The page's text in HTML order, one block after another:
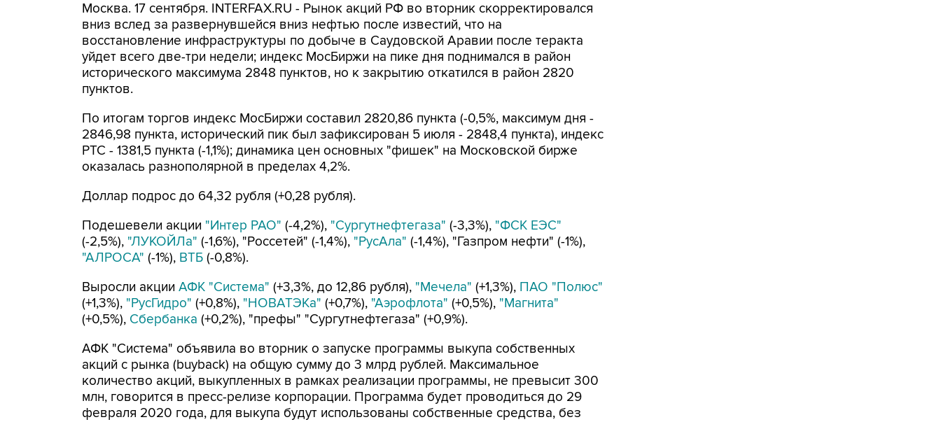
Москва. 17 сентября. INTERFAX.RU - Рынок акций РФ во вторник скорректировался
вниз вслед за развернувшейся вниз нефтью после известий, что на
восстановление инфраструктуры по добыче в Саудовской Аравии после теракта
уйдет всего две-три недели; индекс МосБиржи на пике дня поднимался в район
исторического максимума 2848 пунктов, но к закрытию откатился в район 2820
пунктов.
По итогам торгов индекс МосБиржи составил 2820,86 пункта (-0,5%, максимум дня -
2846,98 пункта, исторический пик был зафиксирован 5 июля - 2848,4 пункта), индекс
РТС - 1381,5 пункта (-1,1%); динамика цен основных "фишек" на Московской бирже
оказалась разнополярной в пределах 4,2%.
Доллар подрос до 64,32 рубля (+0,28 рубля).
Подешевели акции "Интер РАО" (-4,2%), "Сургутнефтегаза" (-3,3%), "ФСК ЕЭС"
(-2,5%), "ЛУКОЙЛа" (-1,6%), "Россетей" (-1,4%), "РусАла" (-1,4%), "Газпром нефти" (-1%),
"АЛРОСА" (-1%), ВТБ (-0,8%).
Выросли акции АФК "Система" (+3,3%, до 12,86 рубля), "Мечела" (+1,3%), ПАО "Полюс"
(+1,3%), "РусГидро" (+0,8%), "НОВАТЭКа" (+0,7%), "Аэрофлота" (+0,5%), "Магнита"
(+0,5%), Сбербанка (+0,2%), "префы" "Сургутнефтегаза" (+0,9%).
АФК "Система" объявила во вторник о запуске программы выкупа собственных
акций с рынка (buyback) на общую сумму до 3 млрд рублей. Максимальное
количество акций, выкупленных в рамках реализации программы, не превысит 300
млн, говорится в пресс-релизе корпорации. Программа будет проводиться до 29
февраля 2020 года, для выкупа будут использованы собственные средства, без